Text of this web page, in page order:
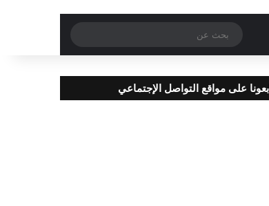
عن
على مواقع التواصل الإجتماعي